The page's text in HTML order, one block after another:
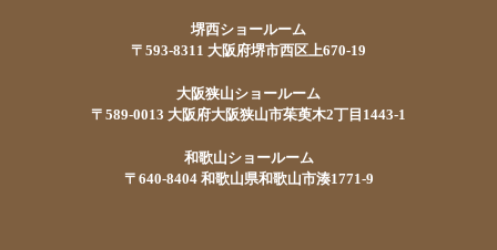
堺西ショールーム
〒593-8311 大阪府堺市西区上670-19
大阪狭山ショールーム
〒589-0013 大阪府大阪狭山市茱萸木2丁目1443-1
和歌山ショールーム
〒640-8404 和歌山県和歌山市湊1771-9